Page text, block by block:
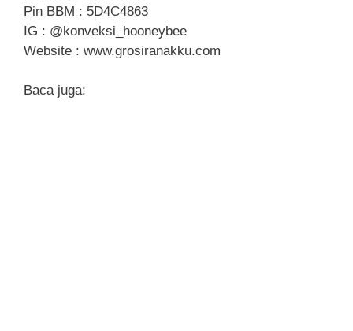
Pin BBM : 5D4C4863
IG : @konveksi_hooneybee
Website : www.grosiranakku.com
Baca juga: